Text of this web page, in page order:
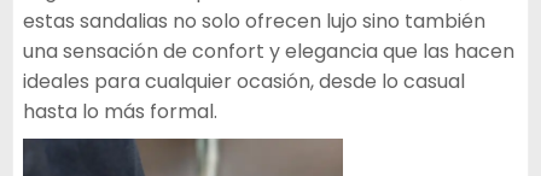
estas sandalias no solo ofrecen lujo sino también
una sensación de confort y elegancia que las hacen
ideales para cualquier ocasión, desde lo casual
hasta lo más formal.